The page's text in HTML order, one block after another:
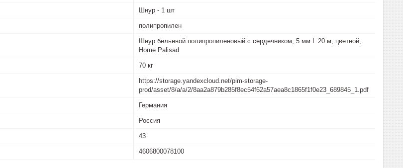
Шнур - 1 шт
полипропилен
Шнур бельевой полипропиленовый с сердечником, 5 мм L 20 м, цветной,
Home Palisad
70 кг
https://storage.yandexcloud.net/pim-storage-
prod/asset/8/a/a/2/8aa2a879b285f8ec54f62a57aea8c1865f1f0e23_689845_1.pdf
Германия
Россия
43
4606800078100